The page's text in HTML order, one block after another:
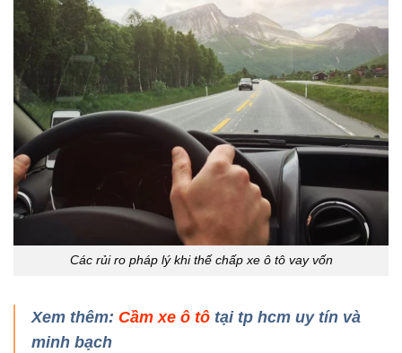
Các rủi ro pháp lý khi thế chấp xe ô tô vay vốn
Xem thêm: Cầm xe ô tôtại tp hcm uy tín và
minh bạch